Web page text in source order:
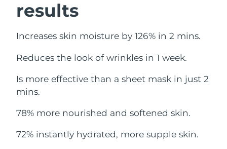
results
Increases skin moisture by 126% in 2 mins.
Reduces the look of wrinkles in 1 week.
Is more effective than a sheet mask in just 2
mins.
78% more nourished and softened skin.
72% instantly hydrated, more supple skin.
Porto Rico
Qatar Livraison estimée11/08/26
La Réunion Livraison estimée15/08/26